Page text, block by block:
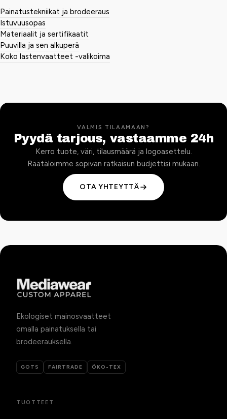
Painatustekniikat ja brodeeraus
Istuvuusopas
Materiaalit ja sertifikaatit
Puuvilla ja sen alkuperä
Koko lastenvaatteet -valikoima
VALMIS TILAAMAAN?
Pyydä tarjous, vastaamme 24h
Kerro tuote, väri, tilausmäärä ja logoasettelu.
Räätälöimme sopivan ratkaisun budjettisi mukaan.
OTA YHTEYTTÄ
Ekologiset mainosvaatteet
omalla painatuksella tai
brodeerauksella.
GOTS FAIRTRADE ÖKO-TEX
TUOTTEET